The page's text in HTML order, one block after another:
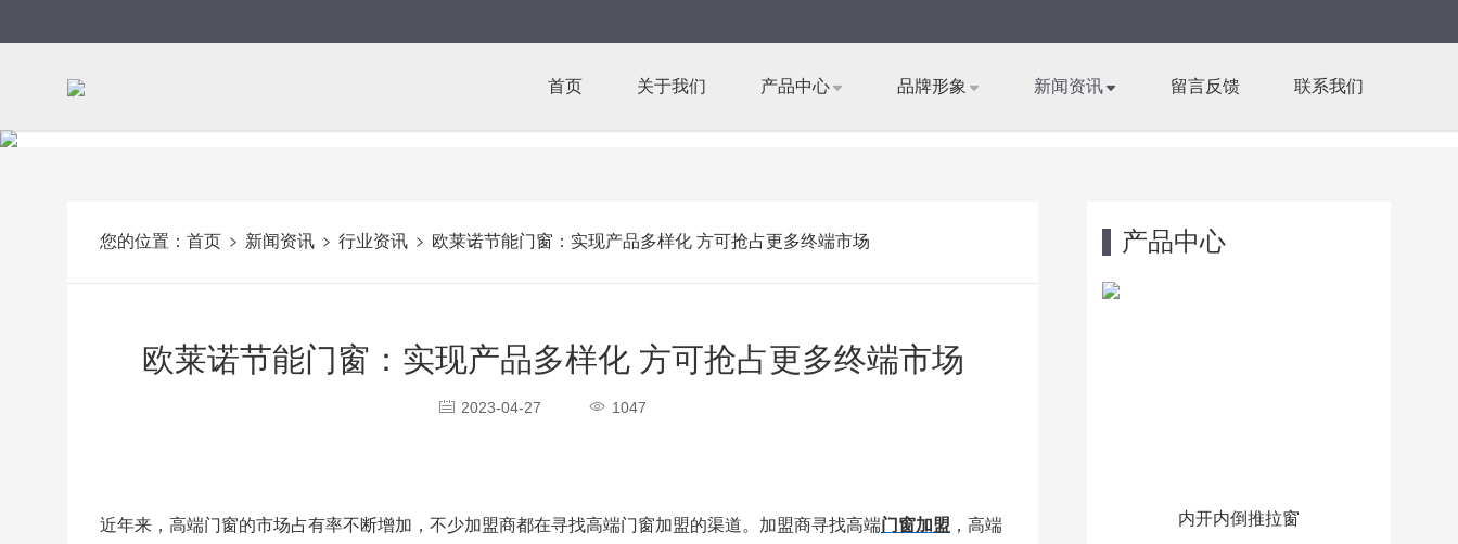
首页 关于我们 产品中心 品牌形象 新闻资讯 留言反馈 联系我们
您的位置： 首页 新闻资讯 行业资讯 欧莱诺节能门窗：实现产品多样化 方可抢占更多终端市场
欧莱诺节能门窗：实现产品多样化 方可抢占更多终端市场
2023-04-27 1047
近年来，高端门窗的市场占有率不断增加，不少加盟商都在寻找高端门窗加盟的渠道。加盟商寻找高端门窗加盟 ，高端
产品中心
内开内倒推拉窗